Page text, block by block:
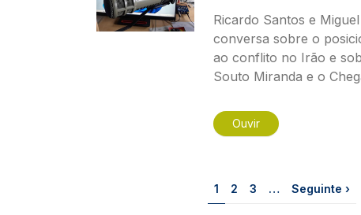
Ricardo Santos e
conversa sobre o
ao conflito no Irão e
Souto Miranda e o
Ouvir
Página
1 Página
2 Página
3 … Próxima
Seguinte ›